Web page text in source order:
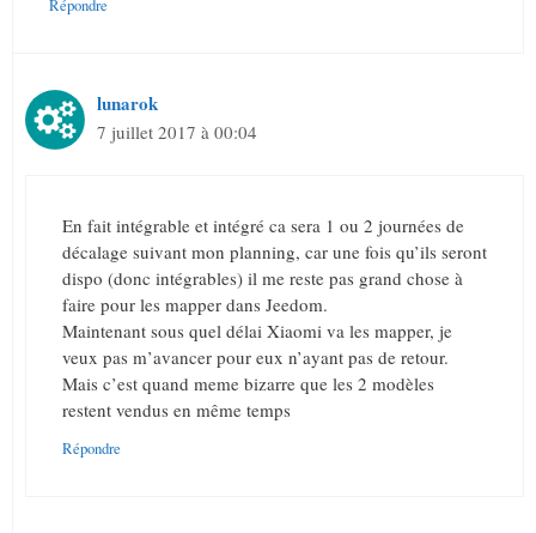
Répondre
lunarok
7 juillet 2017 à 00:04
En fait intégrable et intégré ca sera 1 ou 2 journées de
décalage suivant mon planning, car une fois qu’ils seront
dispo (donc intégrables) il me reste pas grand chose à
faire pour les mapper dans Jeedom.
Maintenant sous quel délai Xiaomi va les mapper, je
veux pas m’avancer pour eux n’ayant pas de retour.
Mais c’est quand meme bizarre que les 2 modèles
restent vendus en même temps
Répondre